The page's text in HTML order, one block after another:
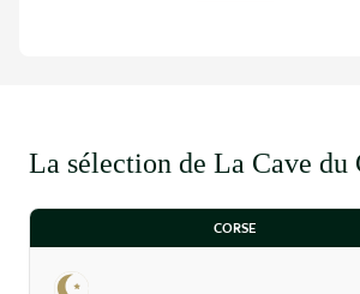
La sélection de La Cave du
CORSE